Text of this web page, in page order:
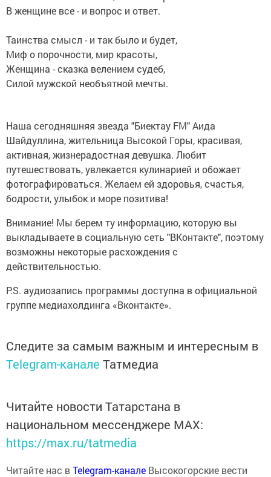
В женщине все - и вопрос и ответ.
Таинства смысл - и так было и будет,
Миф о порочности, мир красоты,
Женщина - сказка велением судеб,
Силой мужской необъятной мечты.
Наша сегодняшняя звезда "Биектау FM"Аида
Шайдуллина, жительница Высокой Горы, красивая,
активная, жизнерадостная девушка. Любит
путешествовать, увлекается кулинарией и обожает
фотографироваться. Желаем ей здоровья, счастья,
бодрости, улыбок и море позитива!
Внимание! Мы берем ту информацию, которую вы
выкладываете в социальную сеть "ВКонтакте", поэтому
возможны некоторые расхождения с
действительностью.
P.S. аудиозапись программы доступна в официальной
группе медиахолдинга «Вконтакте».
Следите за самым важным и интересным в
Telegram-канале Татмедиа
Читайте новости Татарстана в
национальном мессенджере MАХ:
https://max.ru/tatmedia
Читайте нас вTelegram-канале Высокогорские вести